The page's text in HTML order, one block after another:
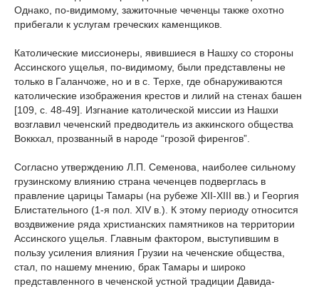
Однако, по-видимому, зажиточные чеченцы также охотно
прибегали к услугам греческих каменщиков.
Католические миссионеры, явившиеся в Нашху со стороны
Ассинского ущелья, по-видимому, были представлены не
только в Галанчоже, но и в с. Терхе, где обнаруживаются
католические изображения крестов и лилий на стенах башен
[109, c. 48-49]. Изгнание католической миссии из Нашхи
возглавил чеченский предводитель из аккинского общества
Воккхал, прозванный в народе “грозой фиренгов”.
Согласно утверждению Л.П. Семенова, наиболее сильному
грузинскому влиянию страна чеченцев подверглась в
правление царицы Тамары (на рубеже XII-XIII вв.) и Георгия
Блистательного (1-я пол. XIV в.). К этому периоду относится
воздвижение ряда христианских памятников на территории
Ассинского ущелья. Главным фактором, выступившим в
пользу усиления влияния Грузии на чеченские общества,
стал, по нашему мнению, брак Тамары и широко
представленного в чеченской устной традиции Давида-